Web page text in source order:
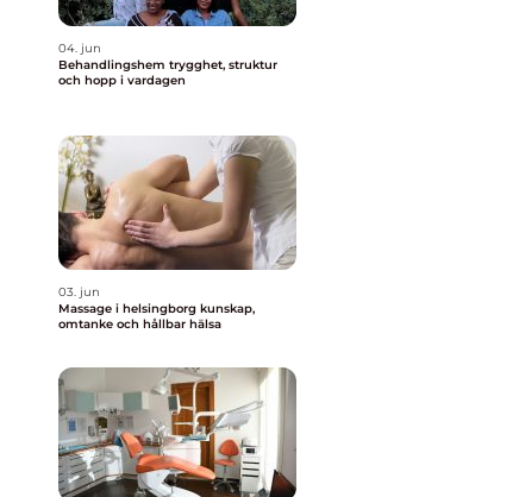
04. jun
Behandlingshem trygghet, struktur
och hopp i vardagen
03. jun
Massage i helsingborg kunskap,
omtanke och hållbar hälsa